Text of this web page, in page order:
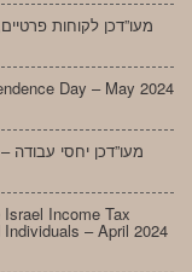
מעו”דכן לקוחות
Day – May 2024
מעו”דכן יחסי עבודה
Income Tax
– April 2024